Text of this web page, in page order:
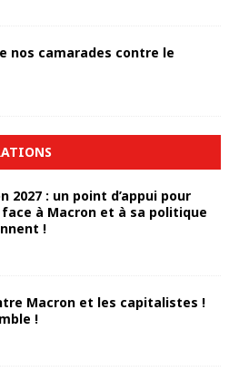
nos camarades contre le
2027 : un point d’appui pour
à Macron et à sa politique
!
Macron et les capitalistes !
!